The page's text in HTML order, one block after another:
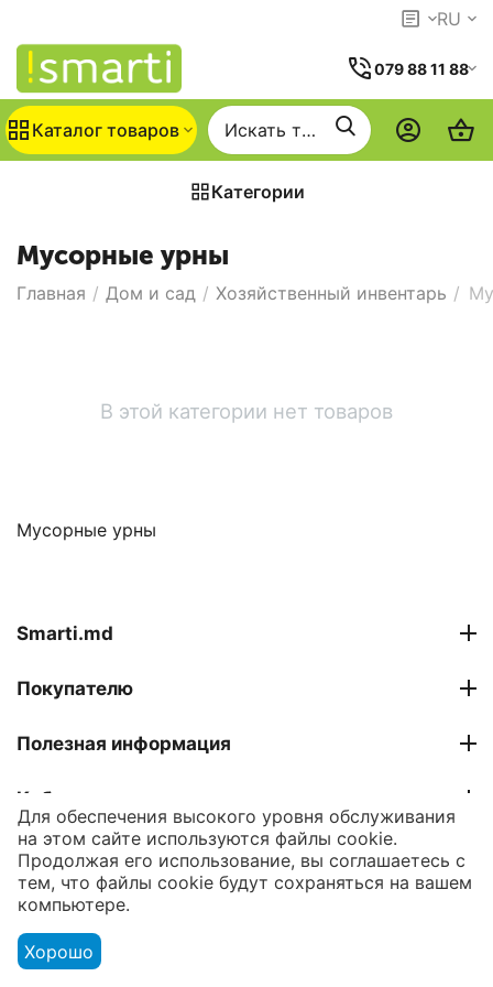
RU
079 88 11 88
Каталог товаров
Категории
Мусорные урны
Главная / Дом и сад / Хозяйственный инвентарь /
Мусорные урны
В этой категории нет товаров
Smarti.md
Покупателю
Полезная информация
Кабинет
Контакты
© 2007 - 2026 Smarti Computer SRL.
Для обеспечения высокого уровня обслуживания
на этом сайте используются файлы cookie.
Продолжая его использование, вы соглашаетесь с
тем, что файлы cookie будут сохраняться на вашем
компьютере.
Хорошо